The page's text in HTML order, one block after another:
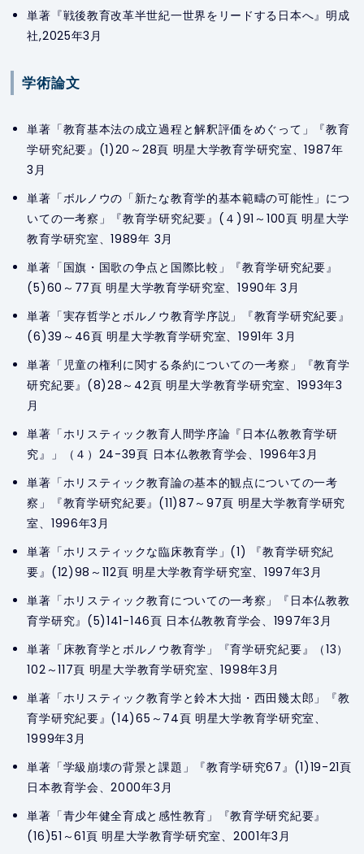
単著『戦後教育改革半世紀一世界をリードする日本へ』明成
社,2025年3月
学術論文
単著「教育基本法の成立過程と解釈評価をめぐって」『教育
学研究紀要』(1)20～28頁 明星大学教育学研究室、1987年
3月
単著「ボルノウの「新たな教育学的基本範疇の可能性」につ
いての一考察」『教育学研究紀要』(４)91～100頁 明星大学
教育学研究室、1989年 3月
単著「国旗・国歌の争点と国際比較」『教育学研究紀要』
(5)60～77頁 明星大学教育学研究室、1990年 3月
単著「実存哲学とボルノウ教育学序説」『教育学研究紀要』
(6)39～46頁 明星大学教育学研究室、1991年 3月
単著「児童の権利に関する条約についての一考察」『教育学
研究紀要』(8)28～42頁 明星大学教育学研究室、1993年3
月
単著「ホリスティック教育人間学序論『日本仏教教育学研
究』」（４）24-39頁 日本仏教教育学会、1996年3月
単著「ホリスティック教育論の基本的観点についての一考
察」『教育学研究紀要』(11)87～97頁 明星大学教育学研究
室、1996年3月
単著「ホリスティックな臨床教育学」(1) 『教育学研究紀
要』(12)98～112頁 明星大学教育学研究室、1997年3月
単著「ホリスティック教育についての一考察」『日本仏教教
育学研究』(5)141-146頁 日本仏教教育学会、1997年3月
単著「床教育学とボルノウ教育学」『育学研究紀要』（13）
102～117頁 明星大学教育学研究室、1998年3月
単著「ホリスティック教育学と鈴木大拙・西田幾太郎」『教
育学研究紀要』(14)65～74頁 明星大学教育学研究室、
1999年3月
単著「学級崩壊の背景と課題」『教育学研究67』(1)19-21頁
日本教育学会、2000年3月
単著「青少年健全育成と感性教育」『教育学研究紀要』
(16)51～61頁 明星大学教育学研究室、2001年3月